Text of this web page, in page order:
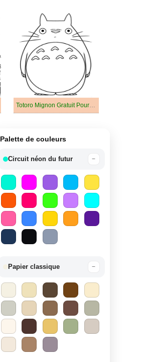
Totoro Mignon Gratuit Pour les Enfants
Palette de couleurs
Circuit néon du futur −
Papier classique −